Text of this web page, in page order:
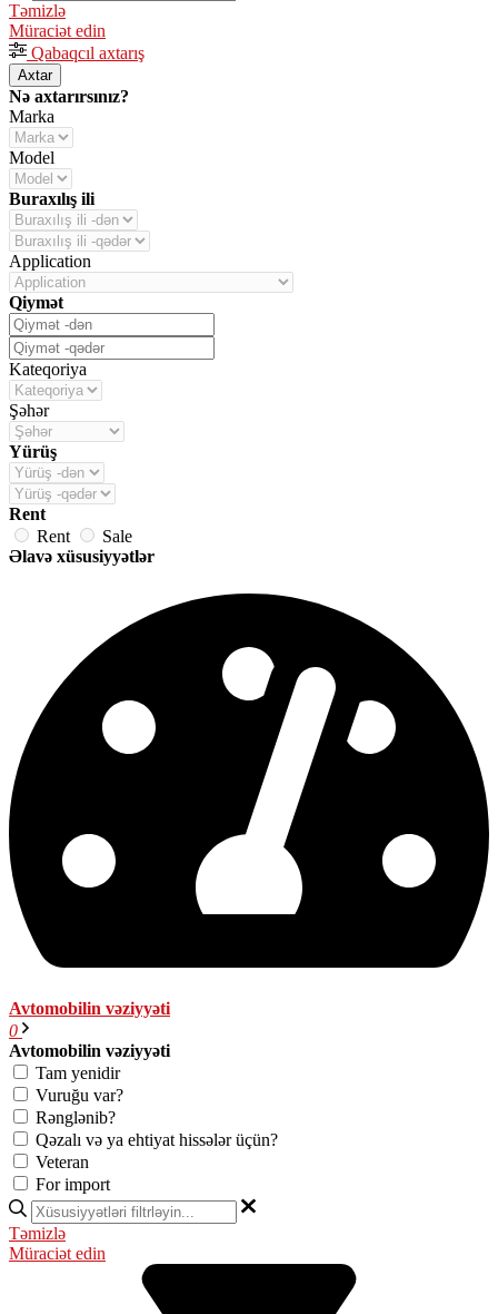
Təmizlə
Müraciət edin
Qabaqcıl axtarış
Axtar
Nə axtarırsınız?
Marka
Model
Buraxılış ili
Application
Qiymət
Kateqoriya
Şəhər
Yürüş
Rent
Rent
Sale
Əlavə xüsusiyyətlər
Avtomobilin vəziyyəti
0
Avtomobilin vəziyyəti
Tam yenidir
Vuruğu var?
Rənglənib?
Qəzalı və ya ehtiyat hissələr üçün?
Veteran
For import
Təmizlə
Müraciət edin